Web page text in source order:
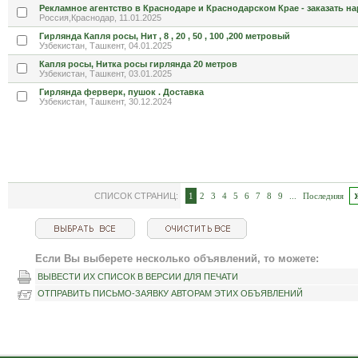
Рекламное агентство в Краснодаре и Краснодарском Крае - заказать
Россия,Краснодар, 11.01.2025
Гирлянда Капля росы, Нит , 8 , 20 , 50 , 100 ,200 метровый
Узбекистан, Ташкент, 04.01.2025
Капля росы, Нитка росы гирлянда 20 метров
Узбекистан, Ташкент, 03.01.2025
Гирлянда ферверк, пушок . Доставка
Узбекистан, Ташкент, 30.12.2024
СПИСОК СТРАНИЦ: 1 2 3 4 5 6 7 8 9 Последняя
Если Вы выберете несколько объявлений, то можете:
ВЫВЕСТИ ИХ СПИСОК В ВЕРСИИ ДЛЯ ПЕЧАТИ
ОТПРАВИТЬ ПИСЬМО-ЗАЯВКУ АВТОРАМ ЭТИХ ОБЪЯВЛЕНИЙ